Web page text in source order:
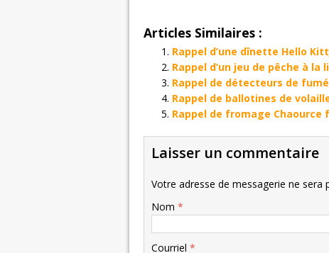
Articles Similaires :
Rappel d’une dînette Hello
Rappel d’un jeu de pêche à la
Rappel de détecteurs de
Rappel de ballotines de
Rappel de fromage
Laisser un commentaire
Votre adresse de messagerie ne sera
Nom *
Courriel *